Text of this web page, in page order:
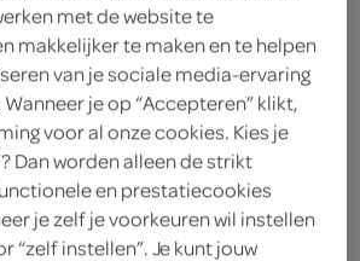
kies je winkel
met de website te
makkelijker te maken en te helpen
van je sociale media-ervaring
je op “Accepteren” klikt,
voor al onze cookies. Kies je
Dan worden alleen de strikt
en prestatiecookies
je zelf je voorkeuren wil instellen
“zelf instellen”. Je kunt jouw